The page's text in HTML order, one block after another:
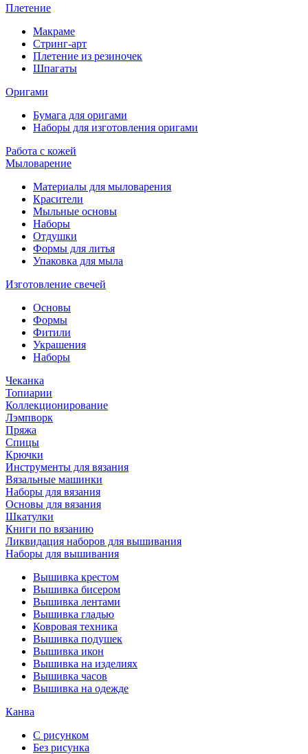
Плетение
Макраме
Стринг-арт
Плетение из резиночек
Шпагаты
Оригами
Бумага для оригами
Наборы для изготовления оригами
Работа с кожей
Мыловарение
Материалы для мыловарения
Красители
Мыльные основы
Наборы
Отдушки
Формы для литья
Упаковка для мыла
Изготовление свечей
Основы
Формы
Фитили
Украшения
Наборы
Чеканка
Топиарии
Коллекционирование
Лэмпворк
Пряжа
Спицы
Крючки
Инструменты для вязания
Вязальные машинки
Наборы для вязания
Основы для вязания
Шкатулки
Книги по вязанию
Ликвидация наборов для вышивания
Наборы для вышивания
Вышивка крестом
Вышивка бисером
Вышивка лентами
Вышивка гладью
Ковровая техника
Вышивка подушек
Вышивка икон
Вышивка на изделиях
Вышивка часов
Вышивка на одежде
Канва
С рисунком
Без рисунка